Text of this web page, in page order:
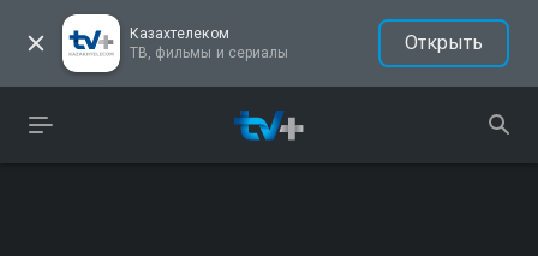
Казахтелеком
ТВ, фильмы и сериалы
Открыть